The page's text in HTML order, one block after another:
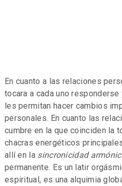
En cuanto a las relaciones
tocara a cada uno
les permitan hacer cambios
personales. En cuanto las
cumbre en la que coinciden la
chacras energéticos
allí en la sincronicidad
permanente. Es un latir
espiritual, es una alquimia